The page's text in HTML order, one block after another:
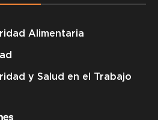
Alimentaria
y Salud en el Trabajo